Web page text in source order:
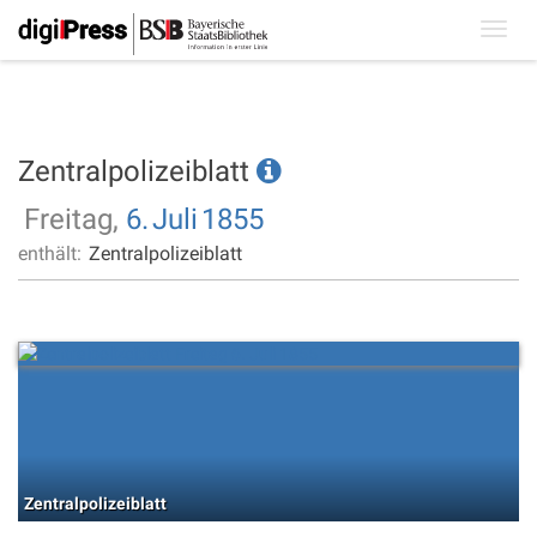
Zentralpolizeiblatt
Freitag, 6.Juli 1855
enthält: Zentralpolizeiblatt
Zentralpolizeiblatt